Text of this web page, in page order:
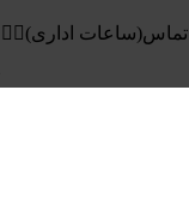
تماس(ساعات